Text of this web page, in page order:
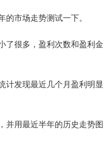
市场走势测试一下。
了很多，盈利次数和盈利金
计发现最近几个月盈利明显
并用最近半年的历史走势图